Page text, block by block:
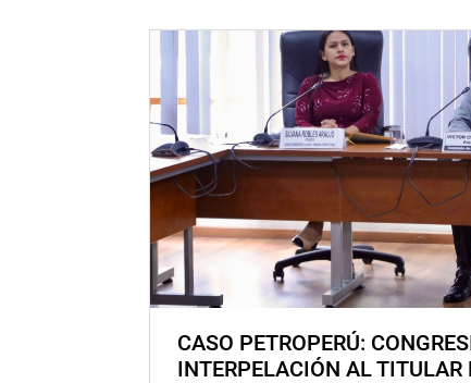
CASO PETROPERÚ:
INTERPELACIÓN AL TITULAR